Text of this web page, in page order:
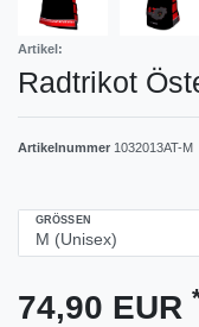
Artikel:
Radtrikot
Artikelnummer 1032013AT-M
GRÖSSEN
74,90 EUR